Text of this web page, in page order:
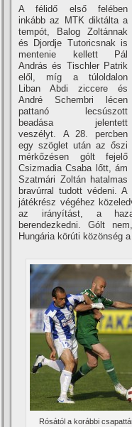
A félidő első felében
inkább az MTK diktálta a
tempót, Balog Zoltánnak
és Djordje Tutoricsnak is
mentenie kellett Pál
András és Tischler Patrik
elől, mí­g a túloldalon
Liban Abdi ziccere és
André Schembri lécen
pattanó lecsúszott
beadása jelentett
veszélyt. A 28. percben
egy szöglet után az őszi
mérkőzésen gólt fejelő
Csizmadia Csaba lőtt, ám
Szatmári Zoltán hatalmas
bravúrral tudott védeni. A
játékrész végéhez
az irányí­tást, a
berendezkedni. Gólt
Hungária körúti közönség
Rósától a korábbi